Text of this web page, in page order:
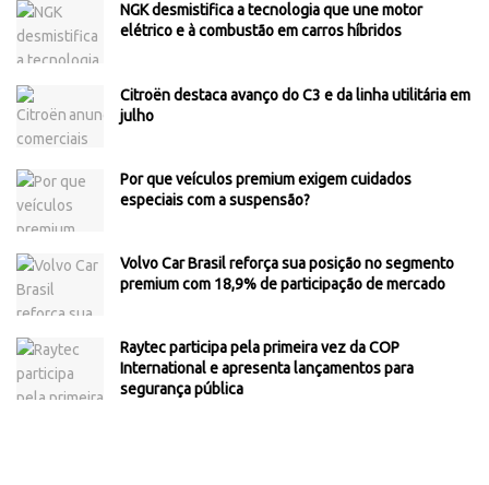
NGK desmistifica a tecnologia que une motor
elétrico e à combustão em carros híbridos
Citroën destaca avanço do C3 e da linha utilitária em
julho
Por que veículos premium exigem cuidados
especiais com a suspensão?
Volvo Car Brasil reforça sua posição no segmento
premium com 18,9% de participação de mercado
Raytec participa pela primeira vez da COP
International e apresenta lançamentos para
segurança pública